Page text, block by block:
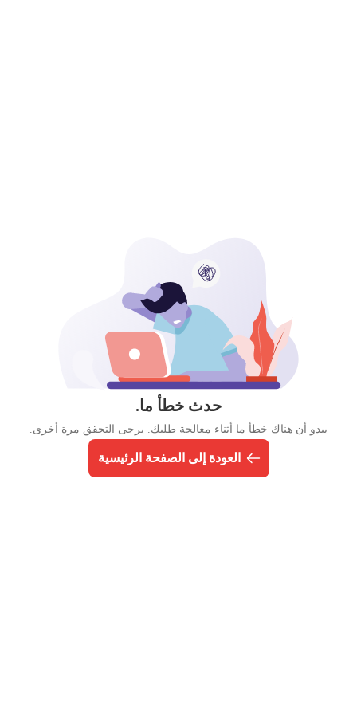
حدث خطأ ما.
يبدو أن هناك خطأ ما أثناء معالجة طلبك. يرجى التحقق مرة أخرى.
العودة إلى الصفحة الرئيسية